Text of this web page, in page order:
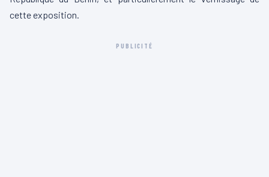
cette exposition.
PUBLICITÉ